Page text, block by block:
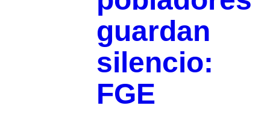
guardan
silencio:
FGE